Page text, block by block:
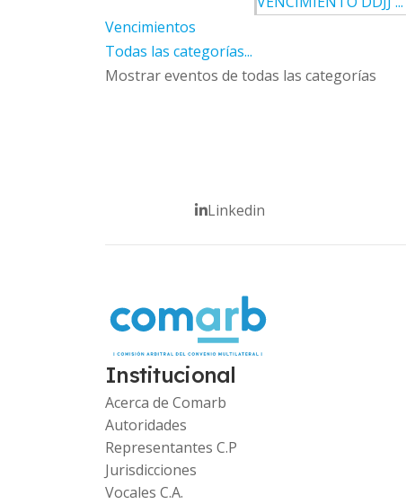
Vencimientos
Todas las categorías...
Mostrar eventos de todas las categorías
Linkedin
Institucional
Acerca de Comarb
Autoridades
Representantes C.P
Jurisdicciones
Vocales C.A.